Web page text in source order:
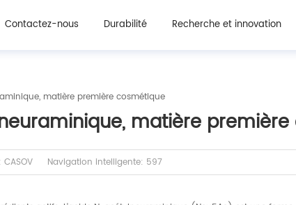
Contactez-nous Durabilité Recherche et innovation
matière première cosmétique
matière
Navigation intelligente: 597